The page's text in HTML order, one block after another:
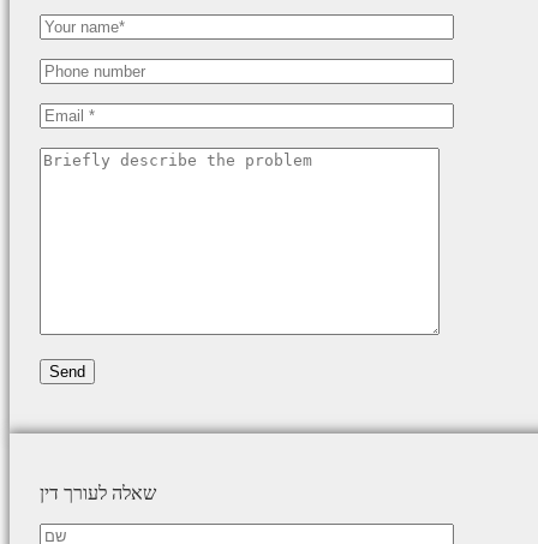
שאלה לעורך דין